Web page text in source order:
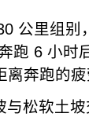
公里组
跑 6 小时
离奔跑的
与松软土